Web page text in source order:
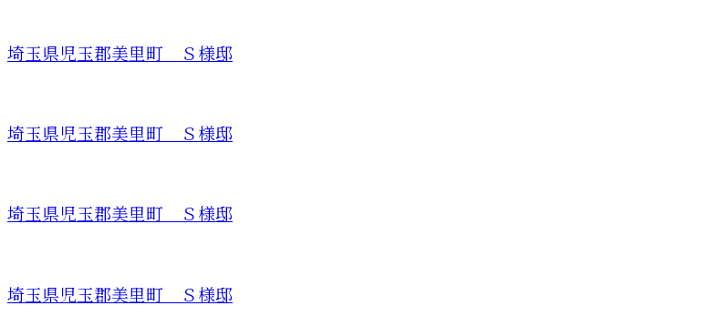
埼玉県児玉郡美里町 Ｓ様邸
埼玉県児玉郡美里町 Ｓ様邸
埼玉県児玉郡美里町 Ｓ様邸
埼玉県児玉郡美里町 Ｓ様邸